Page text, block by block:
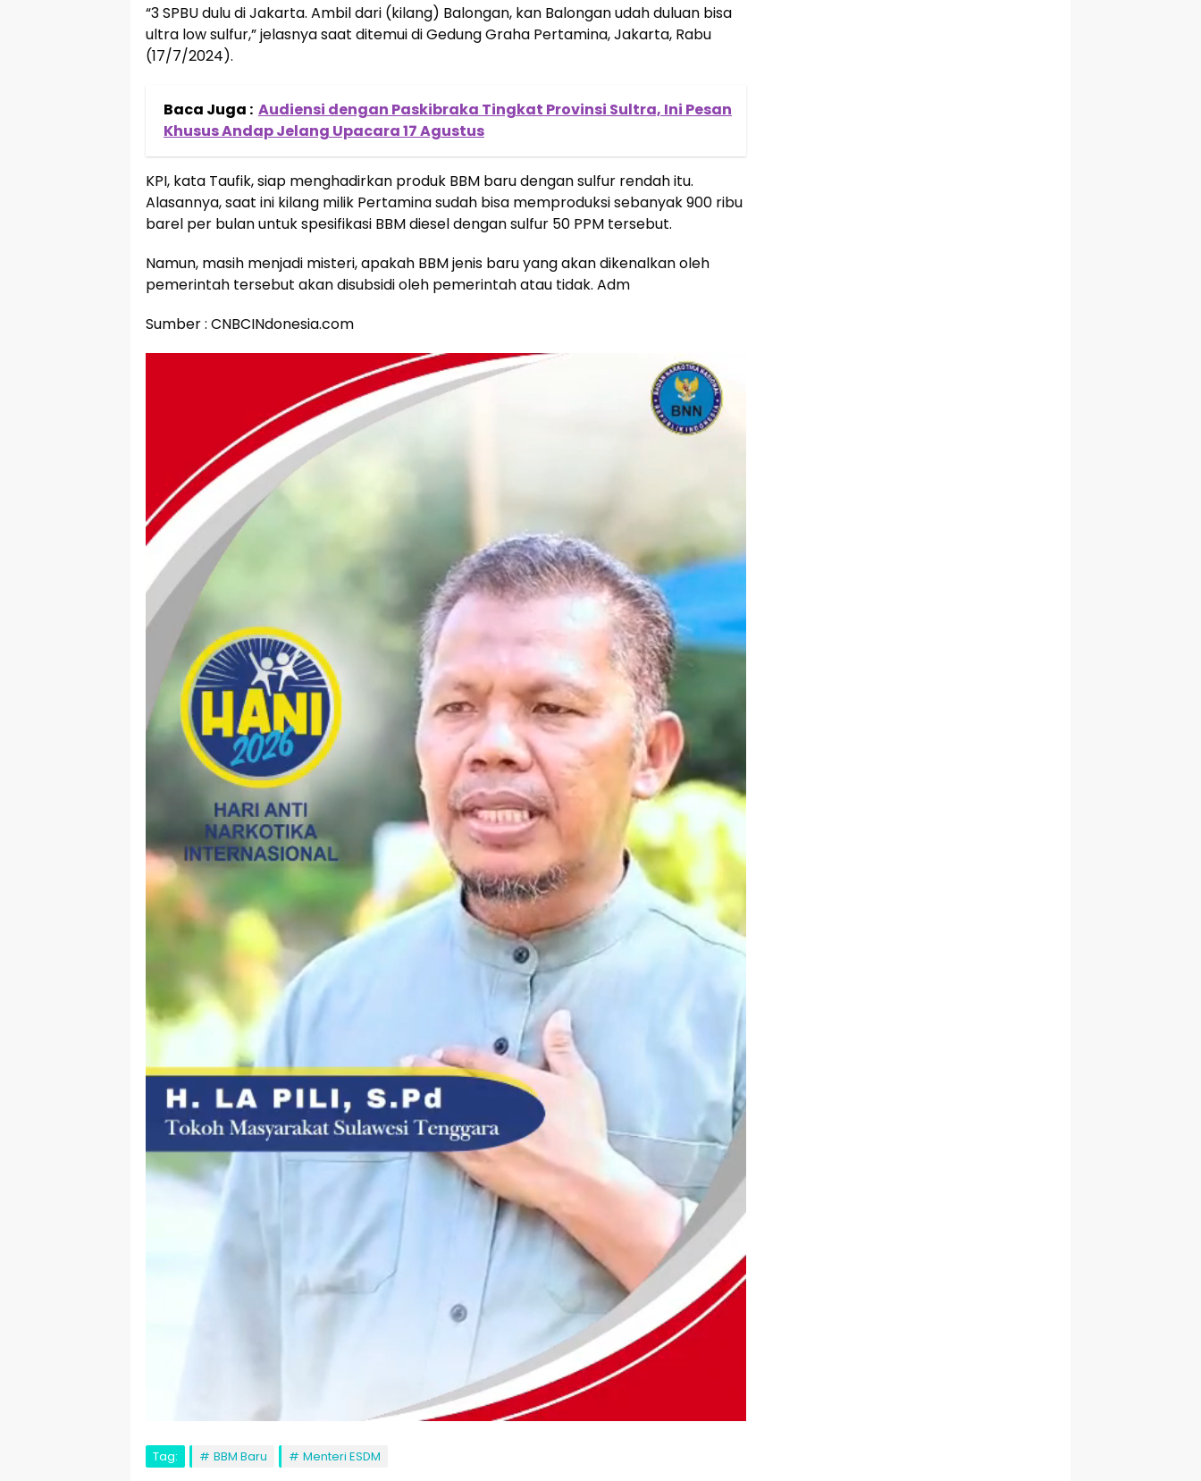
“3 SPBU dulu di Jakarta. Ambil dari (kilang) Balongan, kan Balongan udah duluan bisa
ultra low sulfur,” jelasnya saat ditemui di Gedung Graha Pertamina, Jakarta, Rabu
(17/7/2024).
Baca Juga : Audiensi dengan Paskibraka Tingkat Provinsi Sultra, Ini Pesan
Khusus Andap Jelang Upacara 17 Agustus
KPI, kata Taufik, siap menghadirkan produk BBM baru dengan sulfur rendah itu.
Alasannya, saat ini kilang milik Pertamina sudah bisa memproduksi sebanyak 900 ribu
barel per bulan untuk spesifikasi BBM diesel dengan sulfur 50 PPM tersebut.
Namun, masih menjadi misteri, apakah BBM jenis baru yang akan dikenalkan oleh
pemerintah tersebut akan disubsidi oleh pemerintah atau tidak. Adm
Sumber : CNBCINdonesia.com
Tag: BBM Baru Menteri ESDM